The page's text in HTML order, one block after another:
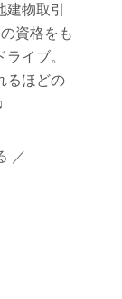
物取引
資格をも
イブ。
るほどの